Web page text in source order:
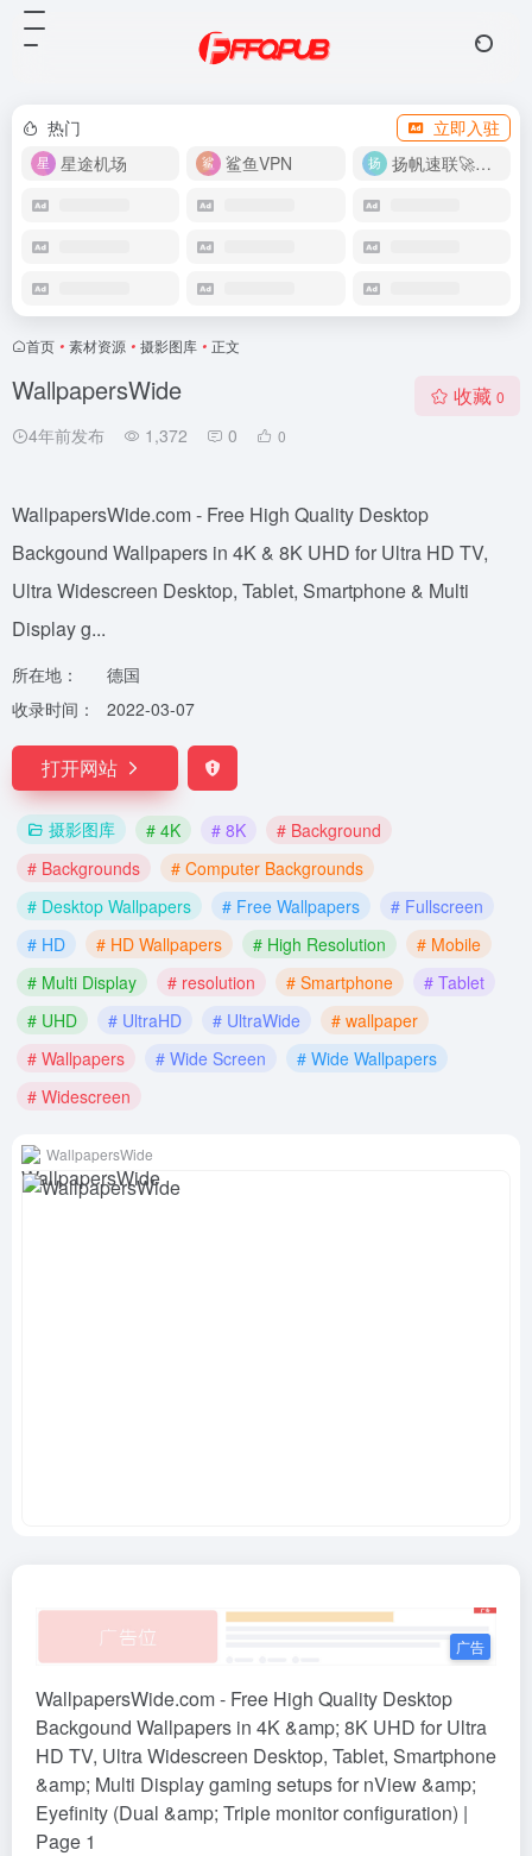
热门
立即入驻
星途机场
鲨鱼VPN 扬帆速联🚀很快
首页 • 素材资源 • 摄影图库 • 正文
WallpapersWide
4年前发布 1,372 0 0
收藏 0
WallpapersWide.com - Free High Quality Desktop
Backgound Wallpapers in 4K & 8K UHD for Ultra HD TV,
Ultra Widescreen Desktop, Tablet, Smartphone & Multi
Display g...
所在地：
德国
收录时间：
2022-03-07
打开网站
摄影图库 # 4K # 8K
# Background
# Backgrounds
# Computer Backgrounds
# Desktop Wallpapers
# Free Wallpapers
# Fullscreen
# HD
# HD Wallpapers # High Resolution
# Mobile
# Multi Display
# resolution # Smartphone
# Tablet
# UHD
# UltraHD # UltraWide
# wallpaper
# Wallpapers
# Wide Screen
# Wide Wallpapers
# Widescreen
WallpapersWide
WallpapersWide.com - Free High Quality Desktop
Backgound Wallpapers in 4K &amp; 8K UHD for Ultra
HD TV, Ultra Widescreen Desktop, Tablet, Smartphone
&amp; Multi Display gaming setups for nView &amp;
Eyefinity (Dual &amp; Triple monitor configuration) |
Page 1